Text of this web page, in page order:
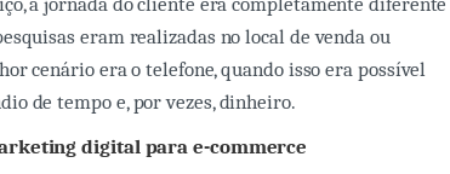
a jornada do cliente era completamente diferente
eram realizadas no local de venda ou
cenário era o telefone, quando isso era possível
de tempo e, por vezes, dinheiro.
digital para e-commerce